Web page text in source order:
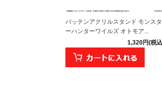
バッテンアクリルスタンド モンスタ
ーハンターワイルズ オトモア...
1,320円(税